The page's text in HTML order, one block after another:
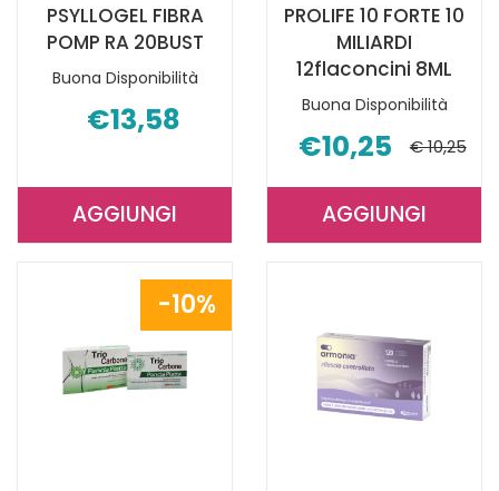
PSYLLOGEL FIBRA
POMP RA 20BUST
Buona Disponibilità
€13,58
AGGIUNGIAGGIUNGI PSYLLOGEL
POMP
20BUST AL
CARRELLO
PROLIFE 10 FORTE 10
MILIARDI
12flaconcini 8ML
Buona Disponibilità
€10,25 € 10,25
AGGIUNGI
AGGIUNGI
MILIARDI
8ML AL
10%